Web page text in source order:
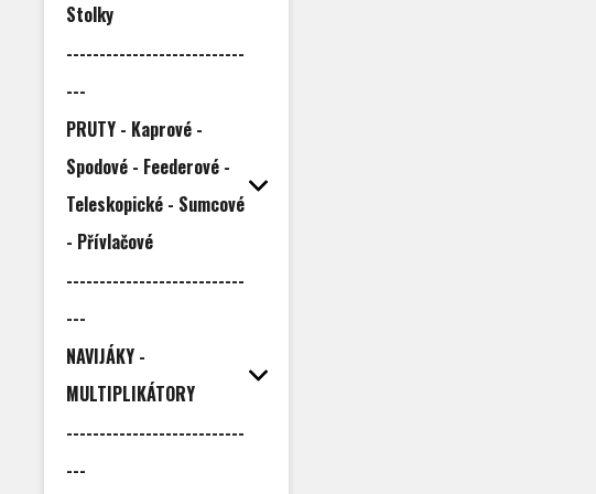
Stolky
---------------------------
---
PRUTY - Kaprové -
Spodové - Feederové -
Teleskopické - Sumcové
- Přívlačové
---------------------------
---
NAVIJÁKY -
MULTIPLIKÁTORY
---------------------------
---